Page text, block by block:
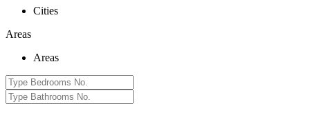
Cities
Areas
Areas